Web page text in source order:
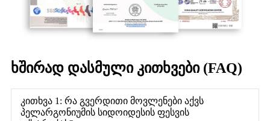
ხშირად დასმული კითხვები (FAQ)
კითხვა 1: რა გვერდითი მოვლენები აქვს
პელარგონიუმის სიდოიდესის ფესვის